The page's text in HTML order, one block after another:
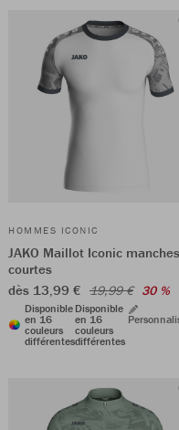
HOMMES ICONIC
JAKO Maillot Iconic manches
courtes
dès 13,99 € 19,99 € 30 %
Disponible
en 16
couleurs
différentes
Disponible
en 16
couleurs
différentes